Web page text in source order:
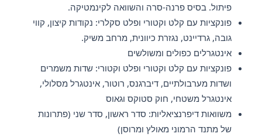
פיתול. בסיס פרנה-סרה והשוואה לקינמטיקה.
פונקציות עם קלט וקטורי ופלט סקלרי: נקודות קיצון, קווי
גובה, גרדיינט, נגזרת כיוונית, מרחב משיק.
אינטגרלים כפולים ומשולשים
פונקציות עם קלט וקטורי ופלט וקטורי: שדות משמרים
ושדות מערבולתיים, דיברגנס, רוטור, אינטגרל מסלולי,
אינטגרל משטחי, חוק סטוקס וגאוס
משוואות דיפרנציאליות: סדר ראשון, סדר שני (פתרונות
של מתנד הרמוני מאולץ ומרוסן)